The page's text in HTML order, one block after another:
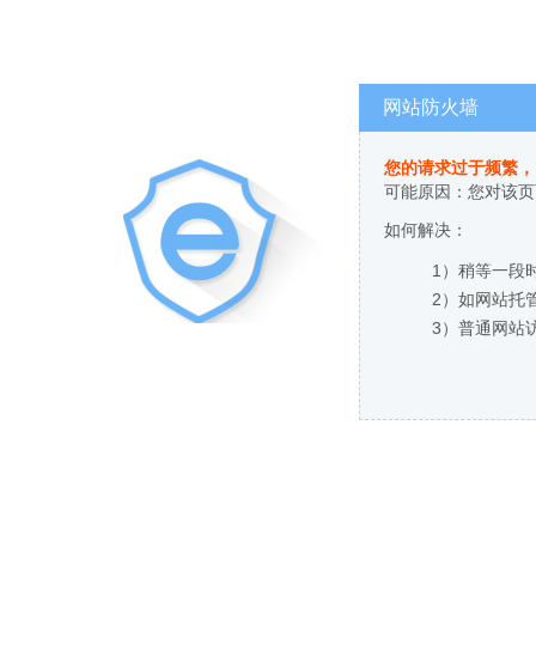
网站防火墙
您的请求过于频繁
可能原因：您对该
如何解决：
1）稍等一段
2）如网站托
3）普通网站